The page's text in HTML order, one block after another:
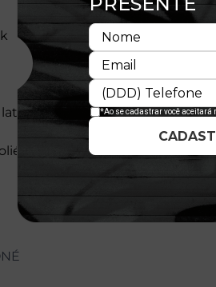
esquerda
- Aba 100% Algodão